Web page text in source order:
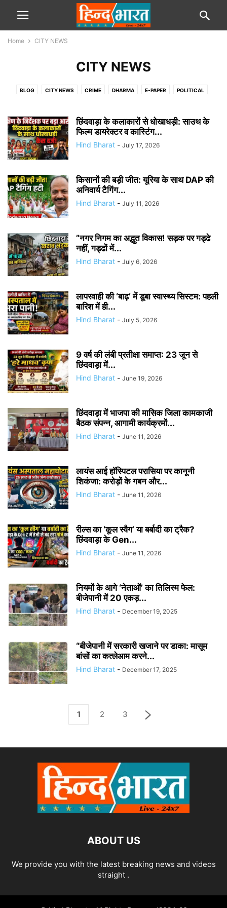
Home CITY NEWS
CITY NEWS
BLOG CITY NEWS CRIME DHARMA E-PAPER POLITICAL
छिंदवाड़ा के कलाकारों से धोखाधड़ी: साउथ के
फिल्म डायरेक्टर व कास्टिंग...
Hind Bharat - July 17, 2026
किसानों की बड़ी जीत: यूरिया के साथ DAP की
अनिवार्य टैगिंग...
Hind Bharat - July 11, 2026
​”नगर निगम का अद्भुत विकास! सड़क पर गड्ढे
नहीं, गड्ढों में...
Hind Bharat - July 6, 2026
लापरवाही की ‘बाढ़’ में डूबा स्वास्थ्य सिस्टम: पहली
बारिश में ही...
Hind Bharat - July 5, 2026
9 वर्ष की लंबी प्रतीक्षा समाप्त: 23 जून से
छिंदवाड़ा में...
Hind Bharat - June 19, 2026
छिंदवाड़ा में भाजपा की मासिक जिला कामकाजी
बैठक संपन्न, आगामी कार्यक्रमों...
Hind Bharat - June 11, 2026
लायंस आई हॉस्पिटल परासिया पर कानूनी
शिकंजा: करोड़ों के गबन और...
Hind Bharat - June 11, 2026
रील्स का ‘कूल स्वैग’ या बर्बादी का ट्रैक?
छिंदवाड़ा के Gen...
Hind Bharat - June 11, 2026
नियमों के आगे ‘नेताओं’ का तिलिस्म फेल:
बीजेपानी में 20 एकड़...
Hind Bharat - December 19, 2025
“बीजेपानी में सरकारी खजाने पर डाका: मासूम
बांसों का कत्लेआम करने...
Hind Bharat - December 17, 2025
1 2 3
ABOUT US
We provide you with the latest breaking news and videos
straight .